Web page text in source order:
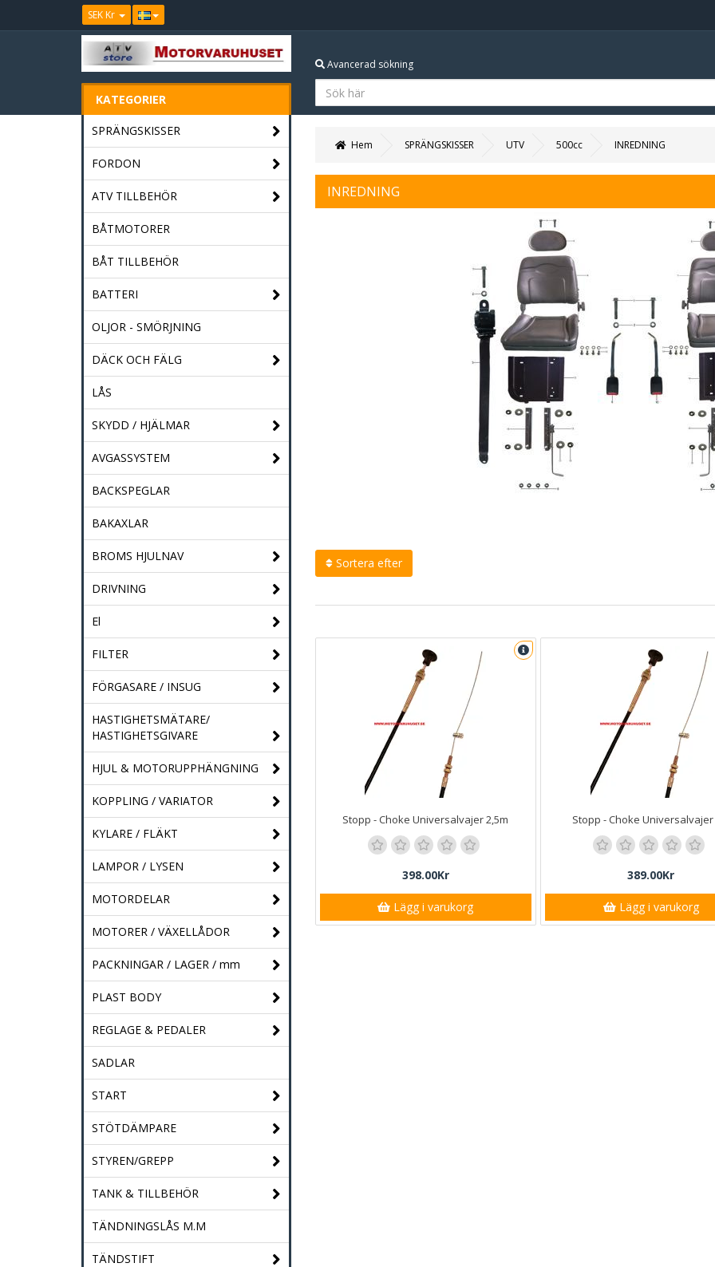
SEK Kr
KATEGORIER
Avancerad sökning
SPRÄNGSKISSER
FORDON
ATV TILLBEHÖR
BÅTMOTORER
BÅT TILLBEHÖR
BATTERI
OLJOR - SMÖRJNING
DÄCK OCH FÄLG
LÅS
SKYDD / HJÄLMAR
AVGASSYSTEM
BACKSPEGLAR
BAKAXLAR
BROMS HJULNAV
DRIVNING
El
FILTER
FÖRGASARE / INSUG
HASTIGHETSMÄTARE/
HASTIGHETSGIVARE
HJUL & MOTORUPPHÄNGNING
KOPPLING / VARIATOR
KYLARE / FLÄKT
LAMPOR / LYSEN
MOTORDELAR
MOTORER / VÄXELLÅDOR
PACKNINGAR / LAGER / mm
PLAST BODY
REGLAGE & PEDALER
SADLAR
START
STÖTDÄMPARE
STYREN/GREPP
TANK & TILLBEHÖR
TÄNDNINGSLÅS M.M
TÄNDSTIFT
Hem SPRÄNGSKISSER UTV 500cc INREDNING
INREDNING
Sortera efter
Stopp - Choke Universalvajer 2,5m
398.00Kr
Lägg i varukorg
Stopp - Choke Universalvajer
389.00Kr
Lägg i varukorg